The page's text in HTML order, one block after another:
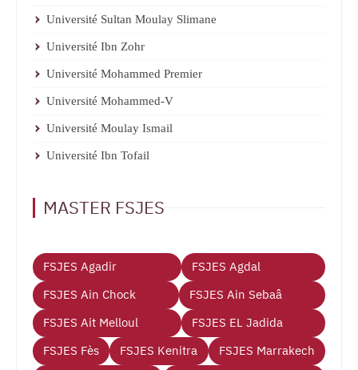
Université Sultan Moulay Slimane
Université Ibn Zohr
Université Mohammed Premier
Université Mohammed-V
Université Moulay Ismail
Université Ibn Tofail
MASTER FSJES
FSJES Agadir
FSJES Agdal
FSJES Ain Chock
FSJES Ain Sebaâ
FSJES Ait Melloul
FSJES EL Jadida
FSJES Fès
FSJES Kenitra
FSJES Marrakech